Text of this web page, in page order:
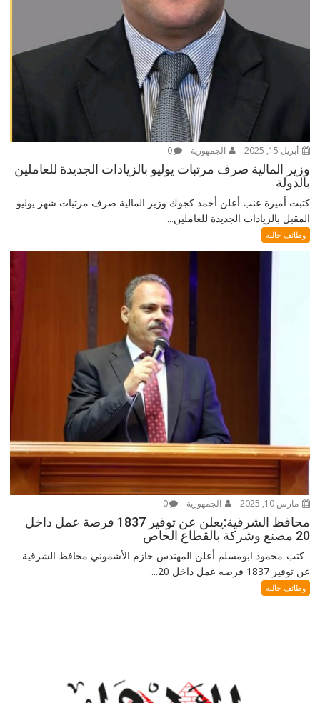
أبريل 15, 2025 الجمهورية 0
وزير المالية صرف مرتبات يوليو بالزيادات الجديدة للعاملين
بالدولة
كتبت أميرة عنب أعلن أحمد كجوك وزير المالية صرف مرتبات شهر يوليو
المقبل بالزيادات الجديدة للعاملين...
وظائف خالية
مارس 10, 2025 الجمهورية 0
محافظ الشرقية:يعلن عن توفير 1837 فرصة عمل داخل
20 مصنع وشركة بالقطاع الخاص
كتب-محمود ابومسلم أعلن المهندس حازم الأشموني محافظ الشرقية
عن توفير 1837 فرصه عمل داخل 20...
وظائف خالية